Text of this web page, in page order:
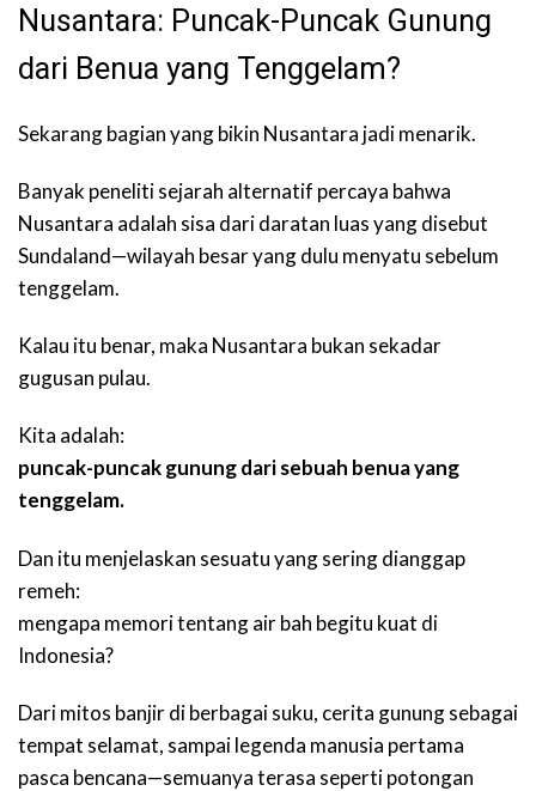
Nusantara: Puncak-Puncak Gunung
dari Benua yang Tenggelam?
Sekarang bagian yang bikin Nusantara jadi menarik.
Banyak peneliti sejarah alternatif percaya bahwa
Nusantara adalah sisa dari daratan luas yang disebut
Sundaland—wilayah besar yang dulu menyatu sebelum
tenggelam.
Kalau itu benar, maka Nusantara bukan sekadar
gugusan pulau.
Kita adalah:
puncak-puncak gunung dari sebuah benua yang
tenggelam.
Dan itu menjelaskan sesuatu yang sering dianggap
remeh:
mengapa memori tentang air bah begitu kuat di
Indonesia?
Dari mitos banjir di berbagai suku, cerita gunung sebagai
tempat selamat, sampai legenda manusia pertama
pasca bencana—semuanya terasa seperti potongan